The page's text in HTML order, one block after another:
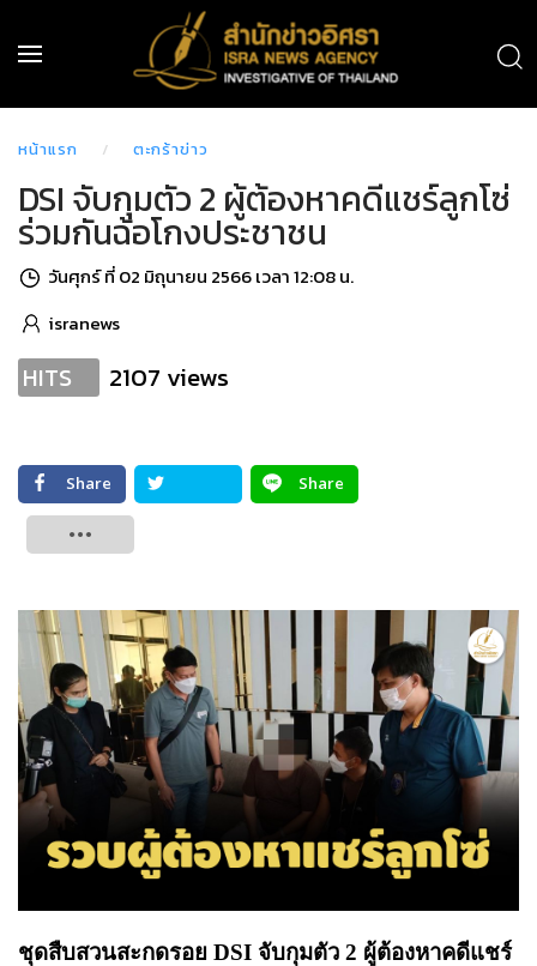
หน้าแรก ตะกร้าข่าว
DSI จับกุมตัว 2 ผู้ต้องหาคดีแชร์ลูกโซ่ ​
ร่วมกันฉ้อโกงประชาชน
วันศุกร์ ที่ 02 มิถุนายน 2566 เวลา 12:08 น.
isranews
HITS 2107 views
Share
Share
ชุดสืบสวนสะกดรอย DSI จับกุมตัว 2 ผู้ต้องหาคดีแชร์